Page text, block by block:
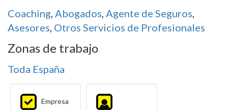
Coaching, Abogados, Agente de Seguros,
Asesores, Otros Servicios de Profesionales
Zonas de trabajo
Toda España
Empresa